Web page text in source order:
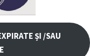
ȘI /SAU